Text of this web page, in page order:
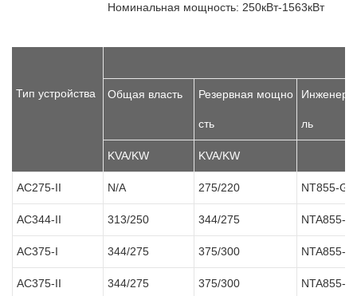
Номинальная мощность: 250кВт-1563кВт
Тип устройства Общая власть Резервная мощно
сть ль
KVA/KW KVA/KW
AC275-II N/A 275/220 NT855-GA
AC344-II 313/250 344/275 NTA855-
AC375-I 344/275 375/300 NTA855-
AC375-II 344/275 375/300 NTA855-